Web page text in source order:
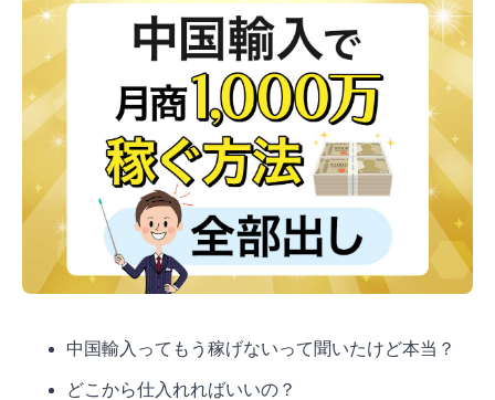
中国輸入ってもう稼げないって聞いたけど本当？
どこから仕入れればいいの？